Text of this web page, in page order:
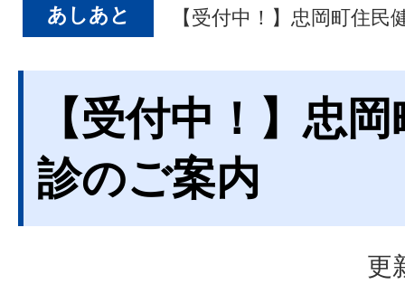
あしあと 【受付中！】忠岡町住民
【受付中！】忠
診のご案内
更